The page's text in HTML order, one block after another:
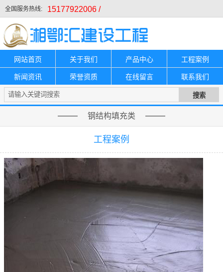
全国服务热线: 15177922006 /
网站首页 关于我们 产品中心 工程案例
新闻资讯 荣誉资质 在线留言 联系我们
钢结构填充类
工程案例